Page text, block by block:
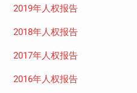
2019年人权报告
2018年人权报告
2017年人权报告
2016年人权报告